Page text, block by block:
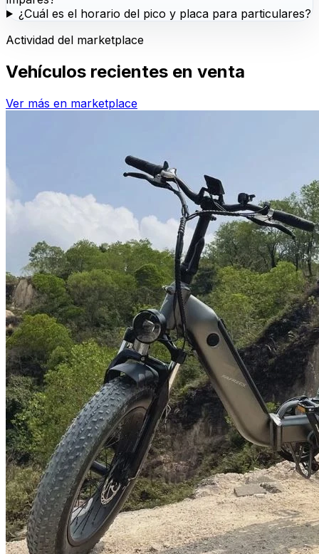
¿Cuál es el horario del pico y placa para particulares?
Actividad del marketplace
Vehículos recientes en venta
Ver más en marketplace